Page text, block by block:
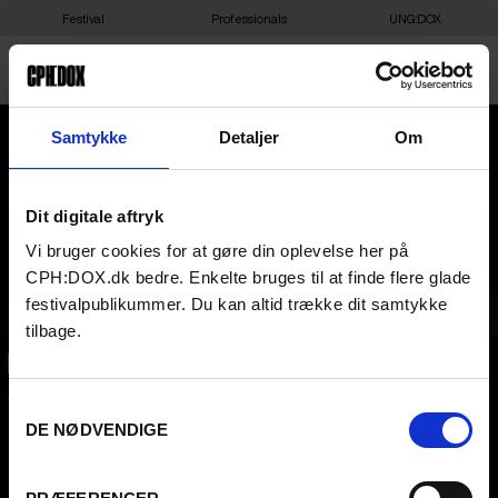
Samtykke Detaljer Om
Dit digitale aftryk
Vi bruger cookies for at gøre din oplevelse her på
CPH:DOX.dk bedre. Enkelte bruges til at finde flere glade
festivalpublikummer. Du kan altid trække dit samtykke
tilbage.
DE NØDVENDIGE
Festival Professionals UNG:DOX
DISCO DOUBLE-DEAL!
FREE AFTERPARTY
1711Copenhagen V